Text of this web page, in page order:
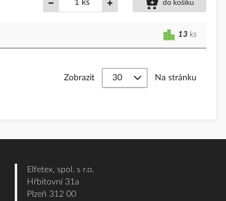
ks do košíku
13 ks
Zobrazit Na stránku
Elfetex, spol. s r.o.
Hřbitovní 31a
Plzeň 312 00